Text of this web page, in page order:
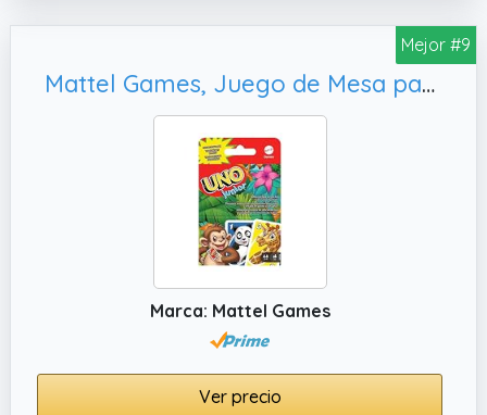
Mejor #9
Mattel Games, Juego de Mesa para niños con Dibujos de Animales (Mattel GKF04)
Marca: Mattel Games
Ver precio